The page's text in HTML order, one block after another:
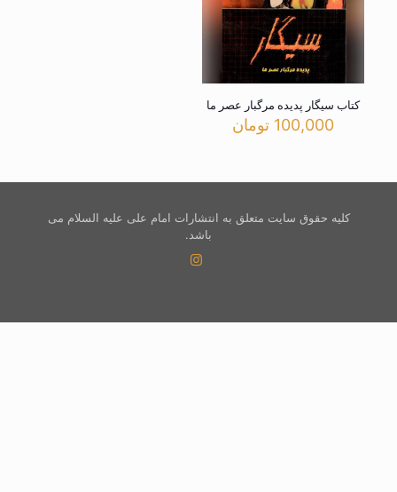
کتاب سیگار پدیده مرگبار عصر ما
100,000 تومان
کلیه حقوق سایت متعلق به انتشارات امام علی علیه السلام می
باشد.